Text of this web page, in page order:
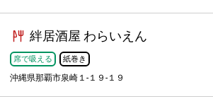
絆居酒屋 わらいえん
席で吸える 紙巻き
沖縄県那覇市泉崎１-１９-１９